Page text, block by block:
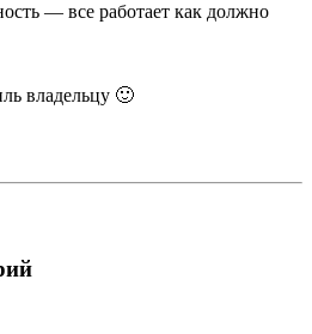
— все работает как должно
владельцу 🙂